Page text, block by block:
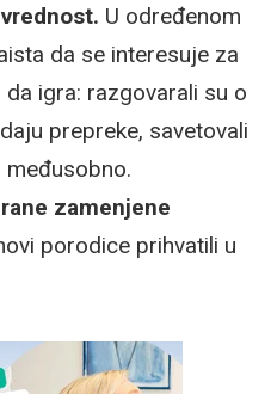
U određenom
da se interesuje za
igra: razgovarali su o
prepreke, savetovali
međusobno.
zamenjene
porodice prihvatili u